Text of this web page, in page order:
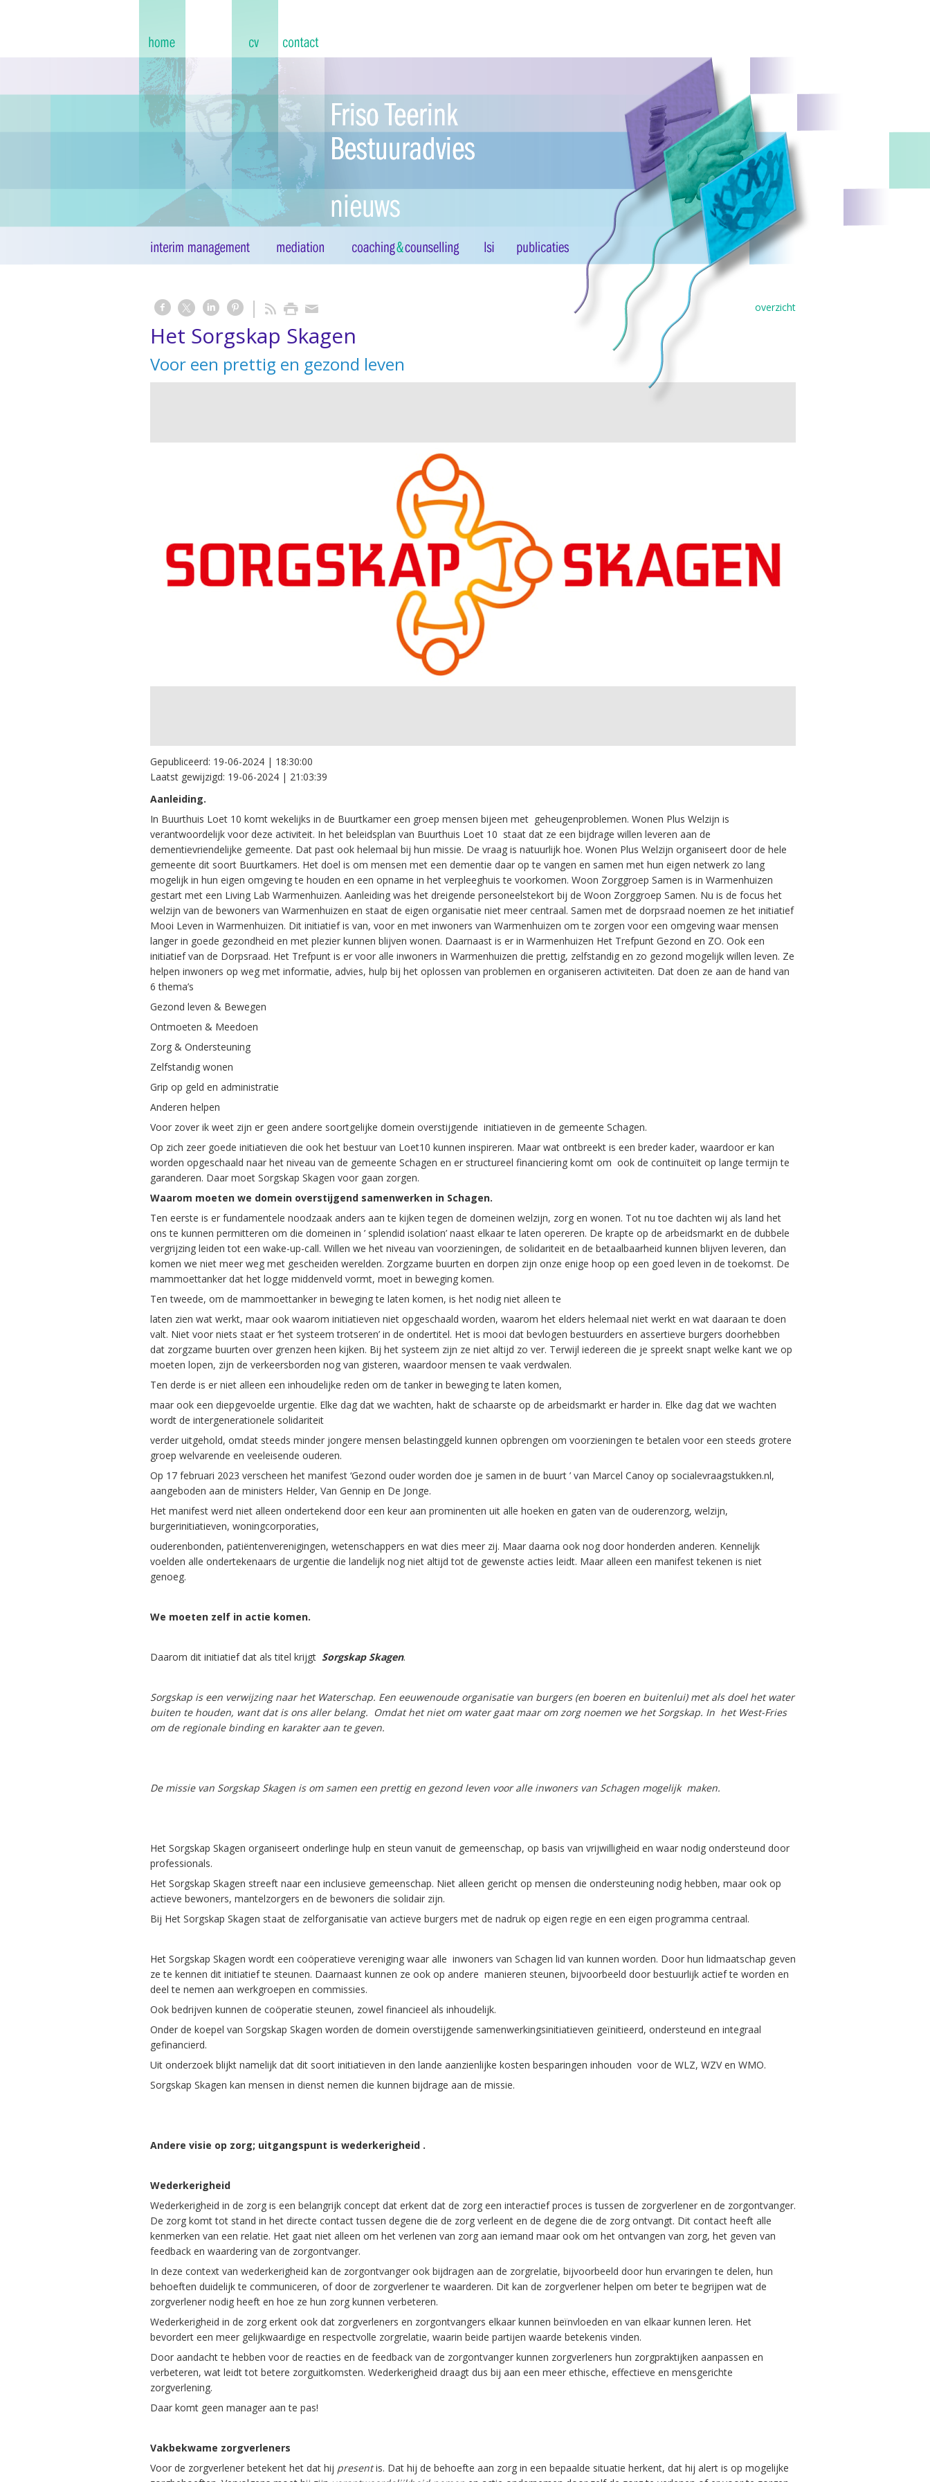
overzicht
Het Sorgskap Skagen
Voor een prettig en gezond leven
Gepubliceerd: 19-06-2024 | 18:30:00
Laatst gewijzigd: 19-06-2024 | 21:03:39
Aanleiding.
In Buurthuis Loet 10 komt wekelijks in de Buurtkamer een groep mensen bijeen met geheugenproblemen. Wonen Plus Welzijn is
verantwoordelijk voor deze activiteit. In het beleidsplan van Buurthuis Loet 10 staat dat ze een bijdrage willen leveren aan de
dementievriendelijke gemeente. Dat past ook helemaal bij hun missie. De vraag is natuurlijk hoe. Wonen Plus Welzijn organiseert door de hele
gemeente dit soort Buurtkamers. Het doel is om mensen met een dementie daar op te vangen en samen met hun eigen netwerk zo lang
mogelijk in hun eigen omgeving te houden en een opname in het verpleeghuis te voorkomen. Woon Zorggroep Samen is in Warmenhuizen
gestart met een Living Lab Warmenhuizen. Aanleiding was het dreigende personeelstekort bij de Woon Zorggroep Samen. Nu is de focus het
welzijn van de bewoners van Warmenhuizen en staat de eigen organisatie niet meer centraal. Samen met de dorpsraad noemen ze het initiatief
Mooi Leven in Warmenhuizen. Dit initiatief is van, voor en met inwoners van Warmenhuizen om te zorgen voor een omgeving waar mensen
langer in goede gezondheid en met plezier kunnen blijven wonen. Daarnaast is er in Warmenhuizen Het Trefpunt Gezond en ZO. Ook een
initiatief van de Dorpsraad. Het Trefpunt is er voor alle inwoners in Warmenhuizen die prettig, zelfstandig en zo gezond mogelijk willen leven. Ze
helpen inwoners op weg met informatie, advies, hulp bij het oplossen van problemen en organiseren activiteiten. Dat doen ze aan de hand van
6 thema’s
Gezond leven & Bewegen
Ontmoeten & Meedoen
Zorg & Ondersteuning
Zelfstandig wonen
Grip op geld en administratie
Anderen helpen
Voor zover ik weet zijn er geen andere soortgelijke domein overstijgende initiatieven in de gemeente Schagen.
Op zich zeer goede initiatieven die ook het bestuur van Loet10 kunnen inspireren. Maar wat ontbreekt is een breder kader, waardoor er kan
worden opgeschaald naar het niveau van de gemeente Schagen en er structureel financiering komt om ook de continuïteit op lange termijn te
garanderen. Daar moet Sorgskap Skagen voor gaan zorgen.
Waarom moeten we domein overstijgend samenwerken in Schagen.
Ten eerste is er fundamentele noodzaak anders aan te kijken tegen de domeinen welzijn, zorg en wonen. Tot nu toe dachten wij als land het
ons te kunnen permitteren om die domeinen in ’ splendid isolation’ naast elkaar te laten opereren. De krapte op de arbeidsmarkt en de dubbele
vergrijzing leiden tot een wake-up-call. Willen we het niveau van voorzieningen, de solidariteit en de betaalbaarheid kunnen blijven leveren, dan
komen we niet meer weg met gescheiden werelden. Zorgzame buurten en dorpen zijn onze enige hoop op een goed leven in de toekomst. De
mammoettanker dat het logge middenveld vormt, moet in beweging komen.
Ten tweede, om de mammoettanker in beweging te laten komen, is het nodig niet alleen te
laten zien wat werkt, maar ook waarom initiatieven niet opgeschaald worden, waarom het elders helemaal niet werkt en wat daaraan te doen
valt. Niet voor niets staat er ‘het systeem trotseren’ in de ondertitel. Het is mooi dat bevlogen bestuurders en assertieve burgers doorhebben
dat zorgzame buurten over grenzen heen kijken. Bij het systeem zijn ze niet altijd zo ver. Terwijl iedereen die je spreekt snapt welke kant we op
moeten lopen, zijn de verkeersborden nog van gisteren, waardoor mensen te vaak verdwalen.
Ten derde is er niet alleen een inhoudelijke reden om de tanker in beweging te laten komen,
maar ook een diepgevoelde urgentie. Elke dag dat we wachten, hakt de schaarste op de arbeidsmarkt er harder in. Elke dag dat we wachten
wordt de intergenerationele solidariteit
verder uitgehold, omdat steeds minder jongere mensen belastinggeld kunnen opbrengen om voorzieningen te betalen voor een steeds grotere
groep welvarende en veeleisende ouderen.
Op 17 februari 2023 verscheen het manifest ‘Gezond ouder worden doe je samen in de buurt ’ van Marcel Canoy op socialevraagstukken.nl,
aangeboden aan de ministers Helder, Van Gennip en De Jonge.
Het manifest werd niet alleen ondertekend door een keur aan prominenten uit alle hoeken en gaten van de ouderenzorg, welzijn,
burgerinitiatieven, woningcorporaties,
ouderenbonden, patiëntenverenigingen, wetenschappers en wat dies meer zij. Maar daarna ook nog door honderden anderen. Kennelijk
voelden alle ondertekenaars de urgentie die landelijk nog niet altijd tot de gewenste acties leidt. Maar alleen een manifest tekenen is niet
genoeg.
We moeten zelf in actie komen.
Daarom dit initiatief dat als titel krijgt Sorgskap Skagen.
Sorgskap is een verwijzing naar het Waterschap. Een eeuwenoude organisatie van burgers (en boeren en buitenlui) met als doel het water
buiten te houden, want dat is ons aller belang. Omdat het niet om water gaat maar om zorg noemen we het Sorgskap. In het West-Fries
om de regionale binding en karakter aan te geven.
De missie van Sorgskap Skagen is om samen een prettig en gezond leven voor alle inwoners van Schagen mogelijk maken.
Het Sorgskap Skagen organiseert onderlinge hulp en steun vanuit de gemeenschap, op basis van vrijwilligheid en waar nodig ondersteund door
professionals.
Het Sorgskap Skagen streeft naar een inclusieve gemeenschap. Niet alleen gericht op mensen die ondersteuning nodig hebben, maar ook op
actieve bewoners, mantelzorgers en de bewoners die solidair zijn.
Bij Het Sorgskap Skagen staat de zelforganisatie van actieve burgers met de nadruk op eigen regie en een eigen programma centraal.
Het Sorgskap Skagen wordt een coöperatieve vereniging waar alle inwoners van Schagen lid van kunnen worden. Door hun lidmaatschap geven
ze te kennen dit initiatief te steunen. Daarnaast kunnen ze ook op andere manieren steunen, bijvoorbeeld door bestuurlijk actief te worden en
deel te nemen aan werkgroepen en commissies.
Ook bedrijven kunnen de coöperatie steunen, zowel financieel als inhoudelijk.
Onder de koepel van Sorgskap Skagen worden de domein overstijgende samenwerkingsinitiatieven geïnitieerd, ondersteund en integraal
gefinancierd.
Uit onderzoek blijkt namelijk dat dit soort initiatieven in den lande aanzienlijke kosten besparingen inhouden voor de WLZ, WZV en WMO.
Sorgskap Skagen kan mensen in dienst nemen die kunnen bijdrage aan de missie.
Andere visie op zorg; uitgangspunt is wederkerigheid .
Wederkerigheid
Wederkerigheid in de zorg is een belangrijk concept dat erkent dat de zorg een interactief proces is tussen de zorgverlener en de zorgontvanger.
De zorg komt tot stand in het directe contact tussen degene die de zorg verleent en de degene die de zorg ontvangt. Dit contact heeft alle
kenmerken van een relatie. Het gaat niet alleen om het verlenen van zorg aan iemand maar ook om het ontvangen van zorg, het geven van
feedback en waardering van de zorgontvanger.
In deze context van wederkerigheid kan de zorgontvanger ook bijdragen aan de zorgrelatie, bijvoorbeeld door hun ervaringen te delen, hun
behoeften duidelijk te communiceren, of door de zorgverlener te waarderen. Dit kan de zorgverlener helpen om beter te begrijpen wat de
zorgverlener nodig heeft en hoe ze hun zorg kunnen verbeteren.
Wederkerigheid in de zorg erkent ook dat zorgverleners en zorgontvangers elkaar kunnen beïnvloeden en van elkaar kunnen leren. Het
bevordert een meer gelijkwaardige en respectvolle zorgrelatie, waarin beide partijen waarde betekenis vinden.
Door aandacht te hebben voor de reacties en de feedback van de zorgontvanger kunnen zorgverleners hun zorgpraktijken aanpassen en
verbeteren, wat leidt tot betere zorguitkomsten. Wederkerigheid draagt dus bij aan een meer ethische, effectieve en mensgerichte
zorgverlening.
Daar komt geen manager aan te pas!
Vakbekwame zorgverleners
Voor de zorgverlener betekent het dat hij presentis. Dat hij de behoefte aan zorg in een bepaalde situatie herkent, dat hij alert is op mogelijke